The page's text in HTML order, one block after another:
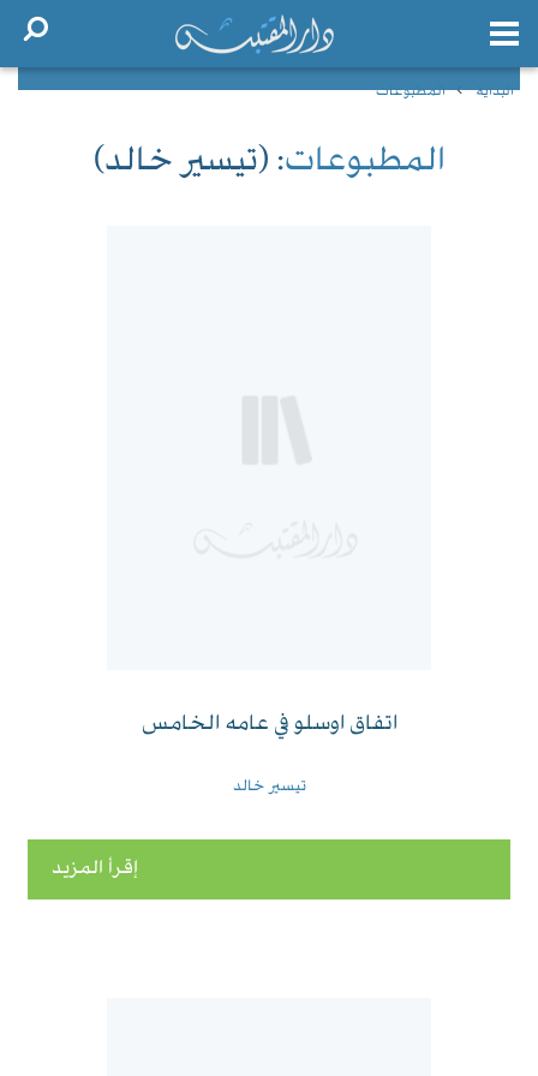
البداية المطبوعات
المطبوعات: (تيسير خالد)
اتفاق اوسلو في عامه الخامس
تيسير خالد
إقرأ المزيد